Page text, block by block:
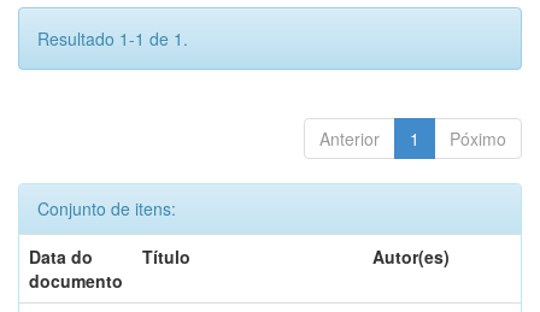
Resultado 1-1 de 1.
Anterior 1 Póximo
Conjunto de itens:
Data do
documento
Título Autor(es)